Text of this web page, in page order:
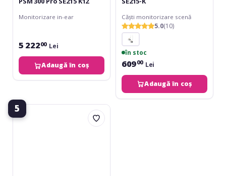
Monitorizare in-ear
5 22200 Lei
Adaugă în coș
Căști monitorizare scenă
5.0(10)
în stoc
60900 Lei
Adaugă în coș
5
Sennheiser
ew